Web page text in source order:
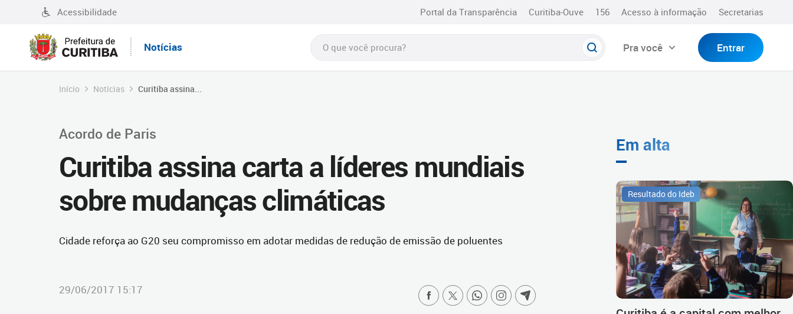
Acessibilidade Portal da Transparência Curitiba-Ouve 156 Acesso à informação Secretarias
Notícias Pra você Entrar
Início Notícias Curitiba assina...
Acordo de Paris
Curitiba assina carta a líderes mundiais
sobre mudanças climáticas
Cidade reforça ao G20 seu compromisso em adotar medidas de redução de emissão de poluentes
29/06/2017 15:17
Em alta
Resultado do Ideb